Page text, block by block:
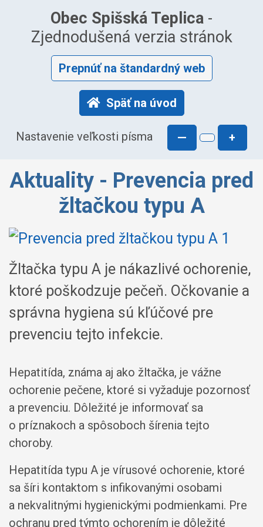
Obec Spišská Teplica -
Zjednodušená verzia stránok
Prepnúť na štandardný web
Späť na úvod
Nastavenie veľkosti písma — +
Aktuality - Prevencia pred
žltačkou typu A
Žltačka typu A je nákazlivé ochorenie,
ktoré poškodzuje pečeň. Očkovanie a
správna hygiena sú kľúčové pre
prevenciu tejto infekcie.
Hepatitída, známa aj ako žltačka, je vážne
ochorenie pečene, ktoré si vyžaduje pozornosť
a prevenciu. Dôležité je informovať sa
o príznakoch a spôsoboch šírenia tejto
choroby.
Hepatitída typu A je vírusové ochorenie, ktoré
sa šíri kontaktom s infikovanými osobami
a nekvalitnými hygienickými podmienkami. Pre
ochranu pred týmto ochorením je dôležité